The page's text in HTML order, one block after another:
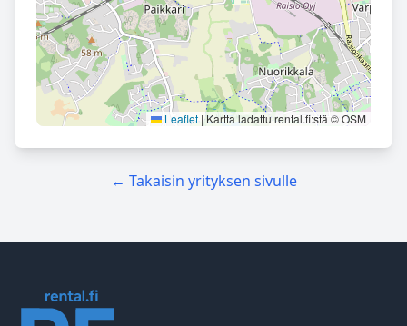
Leaflet |Kartta ladattu rental.fi:stä © OSM
← Takaisin yrityksen sivulle